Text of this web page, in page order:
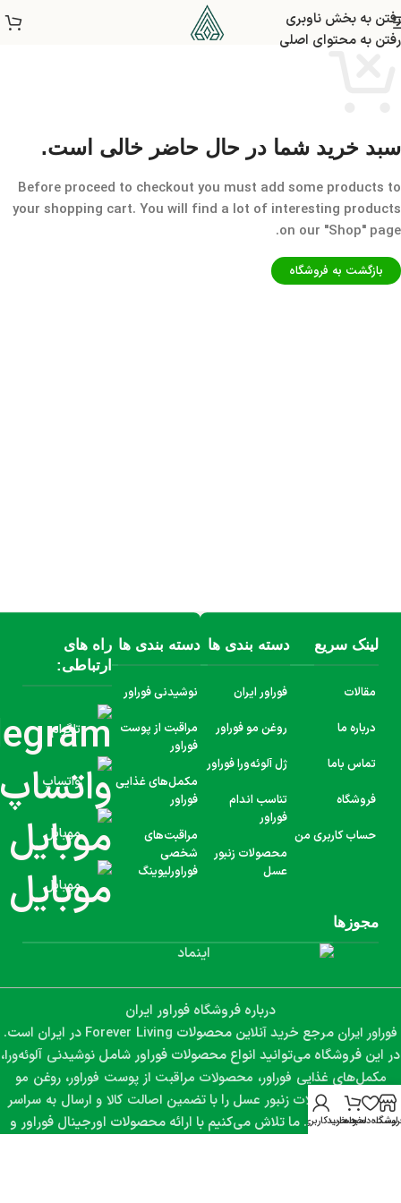
رفتن به بخش ناوبری
رفتن به محتوای اصلی
سبد خرید شما در حال حاضر خالی است.
Before proceed to checkout you must add some products to
your shopping cart. You will find a lot of interesting products
on our "Shop" page.
بازگشت به فروشگاه
لینک سریع
مقالات
درباره ما
تماس باما
فروشگاه
حساب کاربری من
دسته بندی ها
فوراور ایران
روغن مو فوراور
ژل آلوئه‌ورا فوراور
تناسب اندام
فوراور
محصولات زنبور
عسل
دسته بندی ها
نوشیدنی فوراور
مراقبت از پوست
فوراور
مکمل‌های غذایی
فوراور
مراقبت‌های
شخصی
فوراورلیوینگ
راه های
ارتباطی:
تلگرام
واتساپ
موبایل
موبایل
مجوزها
درباره فروشگاه فوراور ایران
فوراور ایران مرجع خرید آنلاین محصولات Forever Living در ایران است.
در این فروشگاه می‌توانید انواع محصولات فوراور شامل نوشیدنی آلوئه‌ورا،
مکمل‌های غذایی فوراور، محصولات مراقبت از پوست فوراور، روغن مو
فوراور و محصولات زنبور عسل را باتضمین اصالت کالا و ارسال به سراسر
کشورتهیه کنید. ما تلاش می‌کنیم با ارائه محصولات اورجینال فوراور ولیست دلخواه
سبد خرید
حساب کاربری من